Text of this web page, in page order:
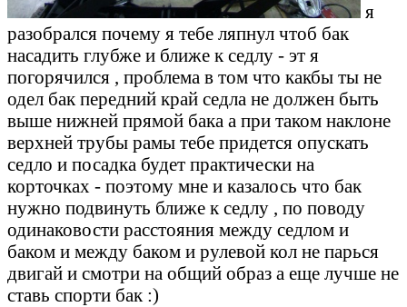
я
разобрался почему я тебе ляпнул чтоб бак
насадить глубже и ближе к седлу - эт я
погорячился , проблема в том что какбы ты не
одел бак передний край седла не должен быть
выше нижней прямой бака а при таком наклоне
верхней трубы рамы тебе придется опускать
седло и посадка будет практически на
корточках - поэтому мне и казалось что бак
нужно подвинуть ближе к седлу , по поводу
одинаковости расстояния между седлом и
баком и между баком и рулевой кол не парься
двигай и смотри на общий образ а еще лучше не
ставь спорти бак :)